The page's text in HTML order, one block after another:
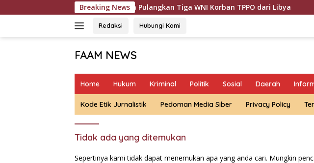
ke
Breaking News
Polda Metro Jaya Pulangkan Tiga WNI Korban TPPO dari Libya
Redaksi Hubungi Kami
FAAM NEWS
Fakta,
Aspirasi
Home Hukum Kriminal Politik Sosial Daerah
Kode Etik Jurnalistik Pedoman Media Siber Privacy Policy
Tidak ada yang ditemukan
Sepertinya kami tidak dapat menemukan apa yang anda cari. Mungkin